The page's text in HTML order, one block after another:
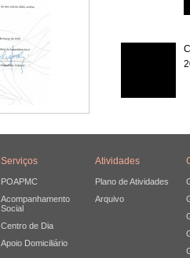
Serviços
POAPMC
Acompanhamento
Social
Centro de Dia
Apoio Domiciliário
Atividades
Plano de Atividades
Arquivo